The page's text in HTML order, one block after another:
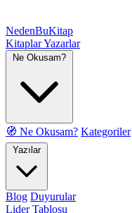
NedenBuKitap
KitaplarYazarlar
Ne Okusam?
🧭 Ne Okusam? Kategoriler
Yazılar
Blog Duyurular
Lider Tablosu